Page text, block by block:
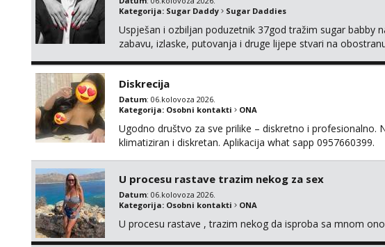
Kategorija: Sugar Daddy Sugar Daddies
Uspješan i ozbiljan poduzetnik 37god tražim sugar babby
zabavu, izlaske, putovanja i druge lijepe stvari na
Diskrecija
Datum: 06.kolovoza 2026.
Kategorija: Osobni kontakti ONA
Ugodno društvo za sve prilike – diskretno i profesionalno.
klimatiziran i diskretan. Aplikacija what sapp 0957660399.
U procesu rastave trazim nekog za sex
Datum: 06.kolovoza 2026.
Kategorija: Osobni kontakti ONA
U procesu rastave , trazim nekog da isproba sa mnom